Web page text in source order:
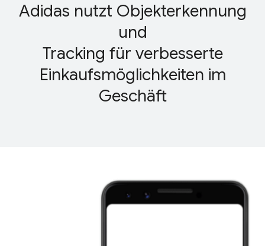
Adidas nutzt Objekterkennung
und
Tracking für verbesserte
Einkaufsmöglichkeiten im
Geschäft